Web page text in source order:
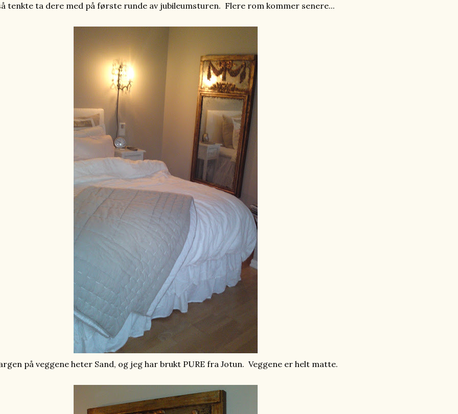
tenkte ta dere med på første runde av jubileumsturen. Flere rom kommer senere...
på veggene heter Sand, og jeg har brukt PURE fra Jotun. Veggene er helt matte.